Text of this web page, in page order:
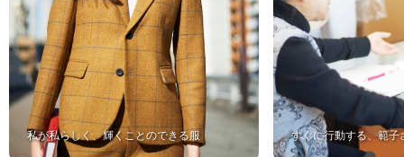
私が私らしく、輝くことのできる服 すぐに行動する、範子